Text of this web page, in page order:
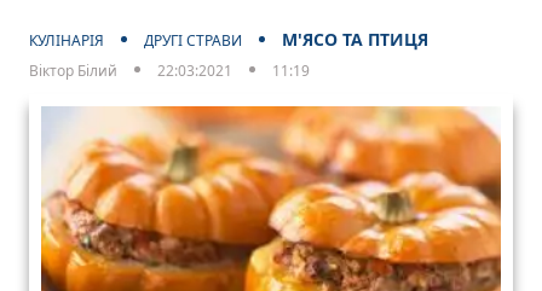
КУЛІНАРІЯ ДРУГІ СТРАВИ М'ЯСО ТА ПТИЦЯ
Віктор Білий 22:03:2021 11:19